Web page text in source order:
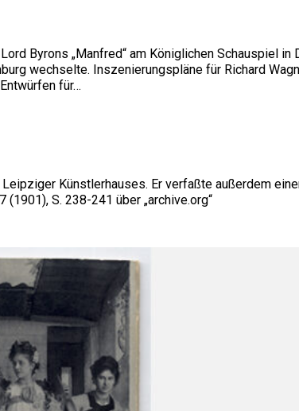
Byrons „Manfred“ am Königlichen Schauspiel in
wechselte. Inszenierungspläne für Richard
für…
Künstlerhauses. Er verfaßte außerdem
S. 238-241 über „archive.org“